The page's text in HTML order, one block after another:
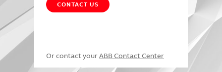
CONTACT US
Or contact your ABB Contact Center